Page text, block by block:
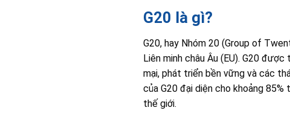
G20 là gì?
G20, hay Nhóm 20 (Group of
Liên minh châu Âu (EU). G20
mại, phát triển bền vững và các
của G20 đại diện cho khoảng
thế giới.